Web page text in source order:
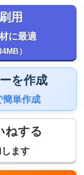
用
に最適
）
を作成
簡単作成
ねする
ます